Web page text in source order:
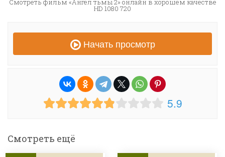
Смотреть фильм «Ангел тьмы 2» онлайн в хорошем качестве
HD 1080 720
Начать просмотр
5.9
Смотреть ещё